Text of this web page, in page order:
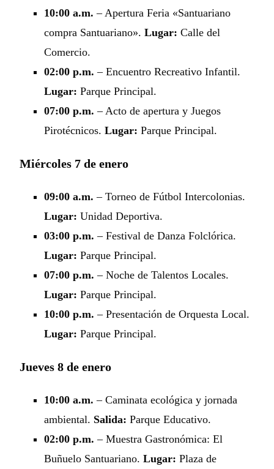
10:00 a.m. – Apertura Feria «Santuariano
compra Santuariano». Lugar: Calle del
Comercio.
02:00 p.m. – Encuentro Recreativo Infantil.
Lugar: Parque Principal.
07:00 p.m. – Acto de apertura y Juegos
Pirotécnicos. Lugar: Parque Principal.
Miércoles 7 de enero
09:00 a.m. – Torneo de Fútbol Intercolonias.
Lugar: Unidad Deportiva.
03:00 p.m. – Festival de Danza Folclórica.
Lugar: Parque Principal.
07:00 p.m. – Noche de Talentos Locales.
Lugar: Parque Principal.
10:00 p.m. – Presentación de Orquesta Local.
Lugar: Parque Principal.
Jueves 8 de enero
10:00 a.m. – Caminata ecológica y jornada
ambiental. Salida: Parque Educativo.
02:00 p.m. – Muestra Gastronómica: El
Buñuelo Santuariano. Lugar: Plaza de